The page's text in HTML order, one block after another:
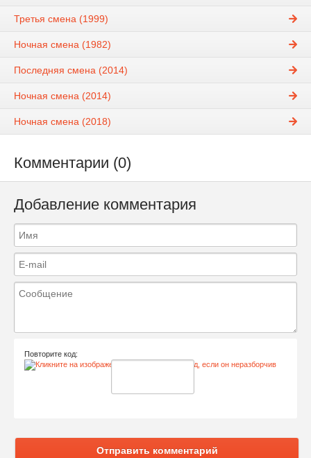
Третья смена (1999)
Ночная смена (1982)
Последняя смена (2014)
Ночная смена (2014)
Ночная смена (2018)
Комментарии (0)
Добавление комментария
Повторите код:
Отправить комментарий